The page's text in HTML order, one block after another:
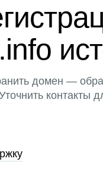
домен —
контакты